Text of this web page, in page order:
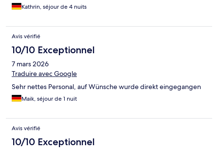
Kathrin, séjour de 4 nuits
Avis vérifié
10/10 Exceptionnel
7 mars 2026
Traduire avec Google
Sehr nettes Personal, auf Wünsche wurde direkt eingegangen
Maik, séjour de 1 nuit
Avis vérifié
10/10 Exceptionnel